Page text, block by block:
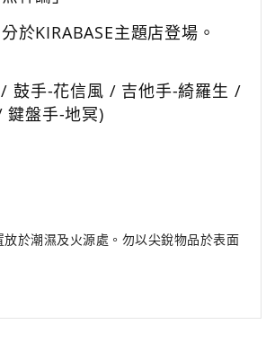
於KIRABASE主題店登場。
鼓手-花信風 / 吉他手-綺羅生 /
鍵盤手-地冥)
放於潮濕及火源處。勿以尖銳物品於表面